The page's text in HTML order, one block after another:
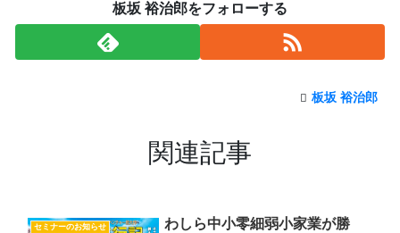
板坂 裕治郎をフォローする
板坂 裕治郎
関連記事
セミナーのお知らせ
わしら中小零細弱小家業が勝